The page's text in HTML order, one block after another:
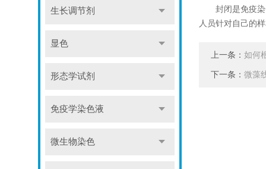
生长调节剂
显色
形态学试剂
免疫学染色液
微生物染色
封闭是免疫染色
人员针对自己的
上一条： 如何
下一条： 微藻